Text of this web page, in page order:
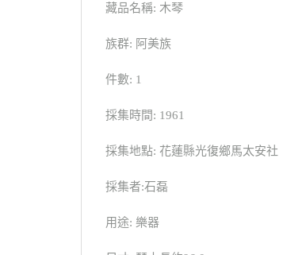
藏品名稱: 木琴
族群: 阿美族
件數: 1
採集時間: 1961
採集地點: 花蓮縣光復鄉馬太安社
採集者:石磊
用途: 樂器